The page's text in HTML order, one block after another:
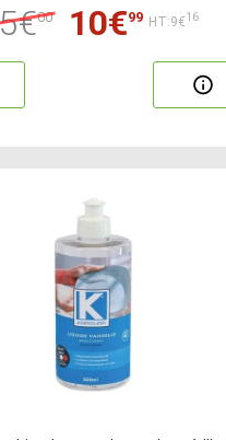
00 10€99 HT:9€16